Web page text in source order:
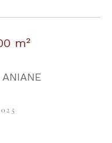
m²